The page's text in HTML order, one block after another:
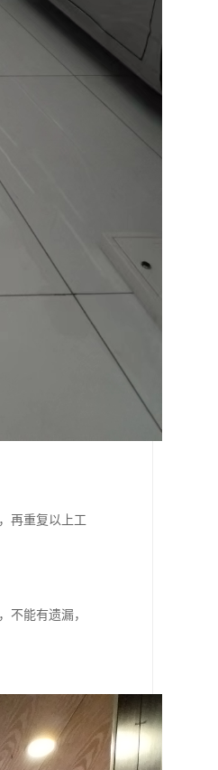
再重复以上工
不能有遗漏，